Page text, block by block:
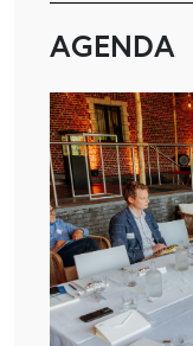
AGENDA